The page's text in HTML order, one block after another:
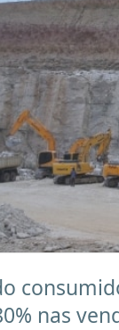
nas